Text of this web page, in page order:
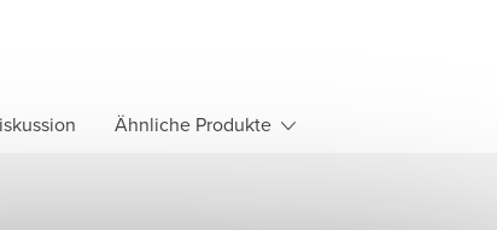
Ähnliche Produkte